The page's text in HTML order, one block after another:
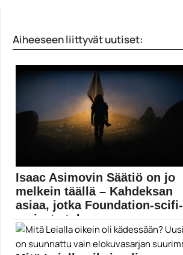
Aiheeseen liittyvät uutiset:
Isaac Asimovin Säätiö on jo
melkein täällä – Kahdeksan
asiaa, jotka Foundation-scifi-
sarjasta tulee ...
Isaac Asimovin klassikkokirjoihin perustuva tv-sarja
Foundation käynnistyy ensi...